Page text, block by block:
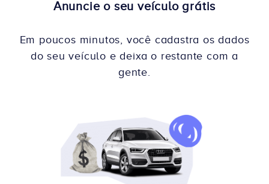
Anuncie o seu veículo grátis
Em poucos minutos, você cadastra os dados
do seu veículo e deixa o restante com a
gente.